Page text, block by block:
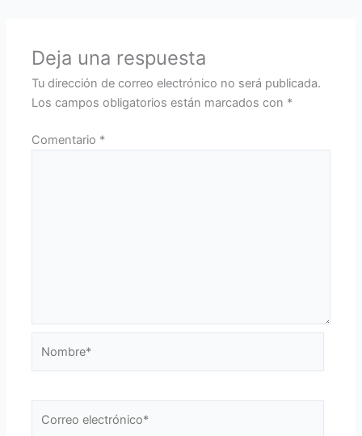
Deja una respuesta
Tu dirección de correo electrónico no será publicada.
Los campos obligatorios están marcados con *
Comentario *
electrónico*